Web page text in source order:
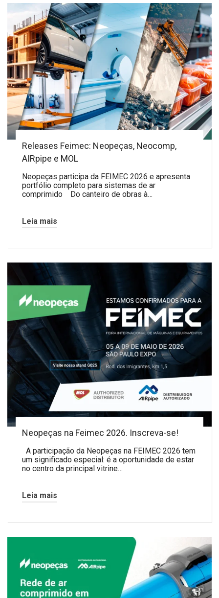
Releases Feimec: Neopeças, Neocomp,
AIRpipe e MOL
Neopeças participa da FEIMEC 2026 e apresenta
portfólio completo para sistemas de ar
comprimido Do canteiro de obras à…
Leia mais
Neopeças na Feimec 2026. Inscreva-se!
A participação da Neopeças na FEIMEC 2026 tem
um significado especial: é a oportunidade de estar
no centro da principal vitrine…
Leia mais